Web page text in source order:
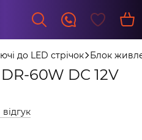
до LED стрічок Блок
60W DC 12V